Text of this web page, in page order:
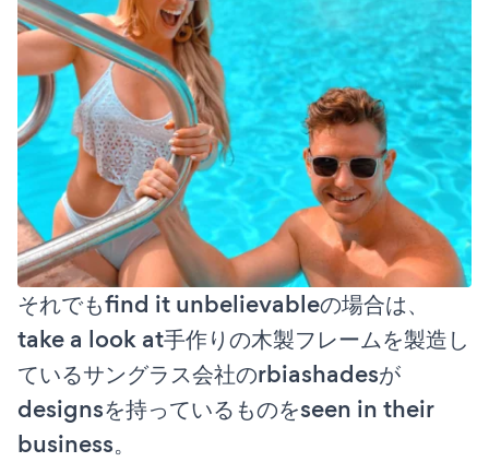
それでもfind it unbelievableの場合は、
take a look at手作りの木製フレームを製造し
ているサングラス会社のrbiashadesが
designsを持っているものをseen in their
business。